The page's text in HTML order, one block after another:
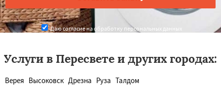
Даю согласие на обработку персональных данных
Услуги в Пересвете и других городах:
Верея Высоковск Дрезна Руза Талдом